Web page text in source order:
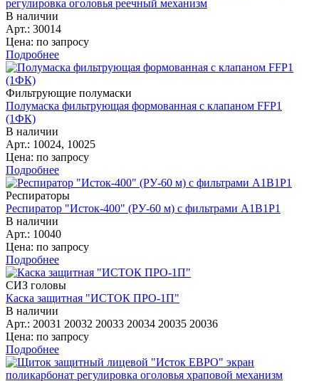
регулировка оголовья реечный механизм
В наличии
Арт.: 30014
Цена: по запросу
Подробнее
Фильтрующие полумаски
Полумаска фильтрующая формованная с клапаном FFP1
(1ФК)
В наличии
Арт.: 10024, 10025
Цена: по запросу
Подробнее
Респираторы
Респиратор "Исток-400" (РУ-60 м) с фильтрами А1В1Р1
В наличии
Арт.: 10040
Цена: по запросу
Подробнее
СИЗ головы
Каска защитная "ИСТОК ПРО-1П"
В наличии
Арт.: 20031 20032 20033 20034 20035 20036
Цена: по запросу
Подробнее